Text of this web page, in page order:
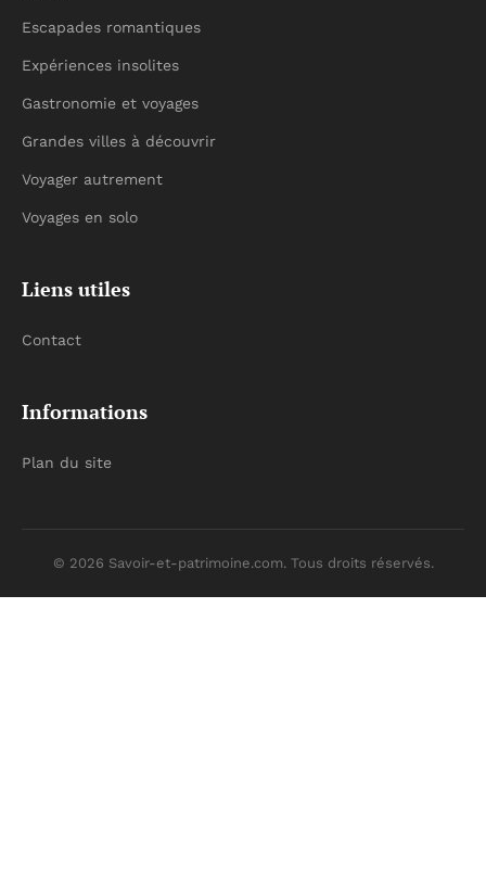
Escapades romantiques
Expériences insolites
Gastronomie et voyages
Grandes villes à découvrir
Voyager autrement
Voyages en solo
Liens utiles
Contact
Informations
Plan du site
© 2026 Savoir-et-patrimoine.com. Tous droits réservés.